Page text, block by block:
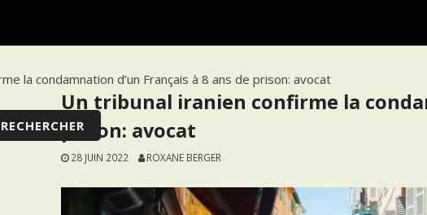
la condamnation d’un Français à 8 ans de prison: avocat
Un tribunal iranien confirme la
prison: avocat
28 JUIN 2022 ROXANE BERGER
RECHERCHER